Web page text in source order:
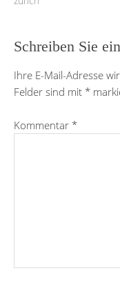
Schreiben Sie
Ihre E-Mail-Adresse
Felder sind mit *
Kommentar *